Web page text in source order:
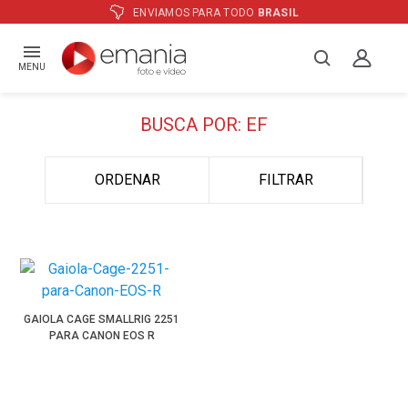
ENVIAMOS PARA TODO BRASIL
MENU
BUSCA POR: EF
ORDENAR FILTRAR
GAIOLA CAGE SMALLRIG 2251
PARA CANON EOS R